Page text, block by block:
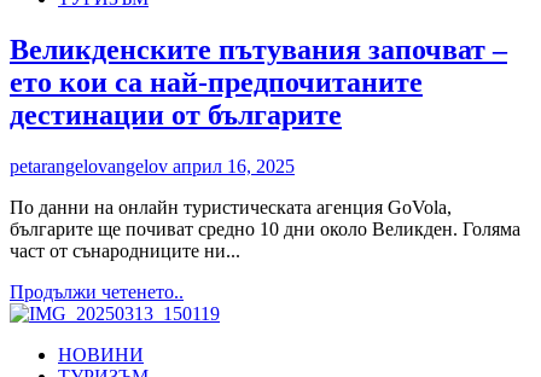
Banya
празнува
своя
първи
рожден
с
празници
в
сърцето
Розовата
долина
Великденските пътувания започват –
ето кои са най-предпочитаните
дестинации от българите
petarangelovangelov април 16, 2025
По данни на онлайн туристическата агенция GoVola,
българите ще почиват средно 10 дни около Великден. Голяма
част от сънародниците ни...
Продължи четенето..
more
НОВИНИ